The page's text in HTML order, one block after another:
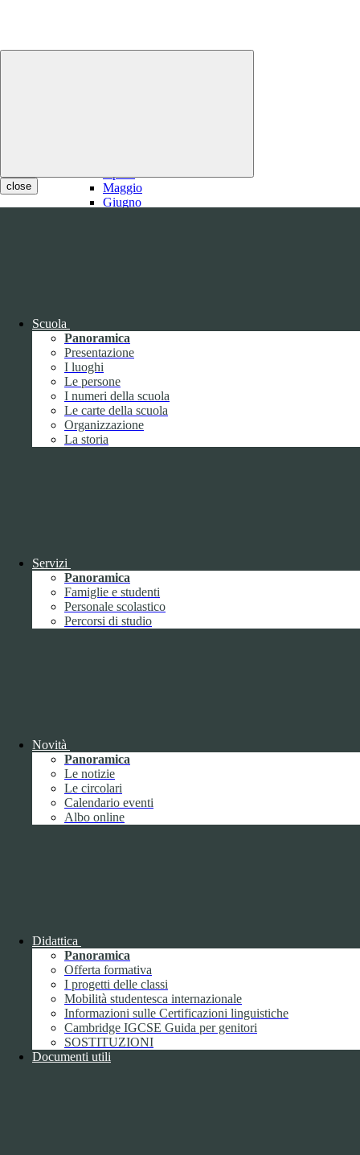
close
Scuola
Panoramica
Presentazione
I luoghi
Le persone
I numeri della scuola
Le carte della scuola
Organizzazione
La storia
Servizi
Panoramica
Famiglie e studenti
Personale scolastico
Percorsi di studio
Novità
Panoramica
Le notizie
Le circolari
Calendario eventi
Albo online
Didattica
Panoramica
Offerta formativa
I progetti delle classi
Mobilità studentesca internazionale
Informazioni sulle Certificazioni linguistiche
Cambridge IGCSE Guida per genitori
SOSTITUZIONI
Documenti utili
Maggio
Giugno
2020
Gennaio
Febbraio
Novembre
Dicembre1
Marzo
Aprile
Maggio
Giugno
1
Luglio
Agosto
2018
Gennaio
Febbraio
Marzo
Aprile